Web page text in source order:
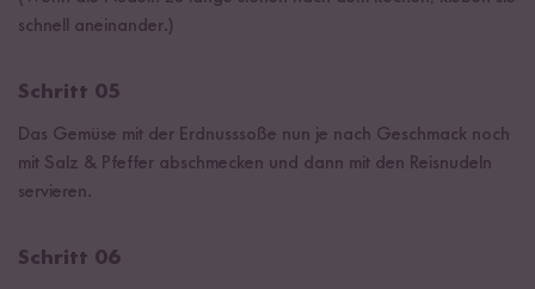
schnell aneinander.)
Schritt 05
Das Gemüse mit der Erdnusssoße nun je nach Geschmack noch
mit Salz & Pfeffer abschmecken und dann mit den Reisnudeln
servieren.
Schritt 06